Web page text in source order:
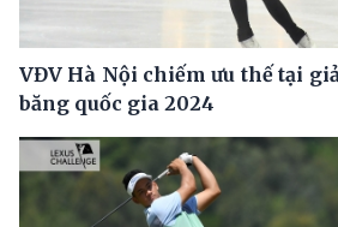
VĐV Hà Nội chiếm ưu thế tại
băng quốc gia 2024